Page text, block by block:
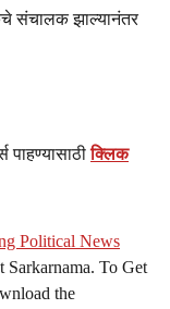
संचालक झाल्यानंतर
पाहण्यासाठीक्लिक
Political News
Sarkarnama. To Get
the